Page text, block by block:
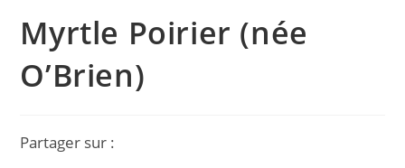
Myrtle Poirier (née
O’Brien)
Partager sur :